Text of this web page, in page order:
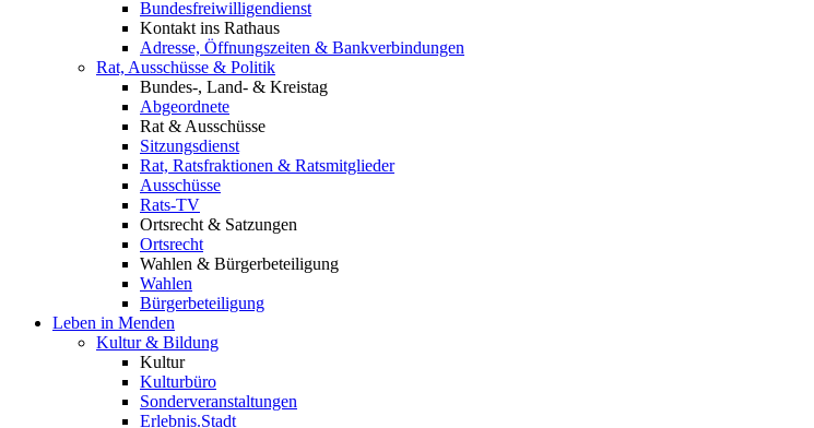
Bundesfreiwilligendienst
Kontakt ins Rathaus
Adresse, Öffnungszeiten & Bankverbindungen
Rat, Ausschüsse & Politik
Bundes-, Land- & Kreistag
Abgeordnete
Rat & Ausschüsse
Sitzungsdienst
Rat, Ratsfraktionen & Ratsmitglieder
Ausschüsse
Rats-TV
Ortsrecht & Satzungen
Ortsrecht
Wahlen & Bürgerbeteiligung
Wahlen
Bürgerbeteiligung
Leben in Menden
Kultur & Bildung
Kultur
Kulturbüro
Sonderveranstaltungen
Erlebnis.Stadt